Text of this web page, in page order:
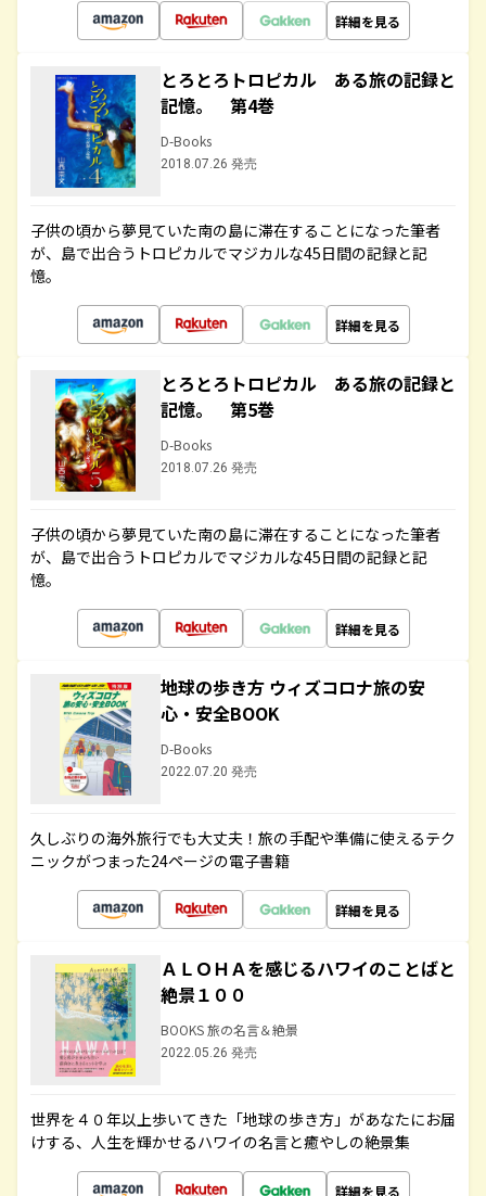
詳細を見る
とろとろトロピカル ある旅の記録と
記憶。 第4巻
D-Books
2018.07.26 発売
子供の頃から夢見ていた南の島に滞在することになった筆者
が、島で出合うトロピカルでマジカルな45日間の記録と記
憶。
詳細を見る
とろとろトロピカル ある旅の記録と
記憶。 第5巻
D-Books
2018.07.26 発売
子供の頃から夢見ていた南の島に滞在することになった筆者
が、島で出合うトロピカルでマジカルな45日間の記録と記
憶。
詳細を見る
地球の歩き方 ウィズコロナ旅の安
心・安全BOOK
D-Books
2022.07.20 発売
久しぶりの海外旅行でも大丈夫！旅の手配や準備に使えるテク
ニックがつまった24ページの電子書籍
詳細を見る
ＡＬＯＨＡを感じるハワイのことばと
絶景１００
BOOKS 旅の名言＆絶景
2022.05.26 発売
世界を４０年以上歩いてきた「地球の歩き方」があなたにお届
けする、人生を輝かせるハワイの名言と癒やしの絶景集
詳細を見る